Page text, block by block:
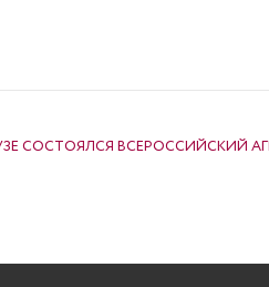
СОСТОЯЛСЯ ВСЕРОССИЙСКИЙ